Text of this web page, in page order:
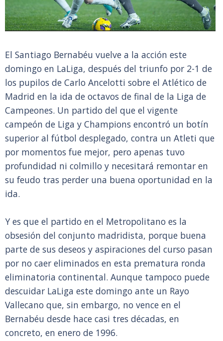
El Santiago Bernabéu vuelve a la acción este
domingo en LaLiga, después del triunfo por 2-1 de
los pupilos de Carlo Ancelotti sobre el Atlético de
Madrid en la ida de octavos de final de la Liga de
Campeones. Un partido del que el vigente
campeón de Liga y Champions encontró un botín
superior al fútbol desplegado, contra un Atleti que
por momentos fue mejor, pero apenas tuvo
profundidad ni colmillo y necesitará remontar en
su feudo tras perder una buena oportunidad en la
ida.
Y es que el partido en el Metropolitano es la
obsesión del conjunto madridista, porque buena
parte de sus deseos y aspiraciones del curso pasan
por no caer eliminados en esta prematura ronda
eliminatoria continental. Aunque tampoco puede
descuidar LaLiga este domingo ante un Rayo
Vallecano que, sin embargo, no vence en el
Bernabéu desde hace casi tres décadas, en
concreto, en enero de 1996.